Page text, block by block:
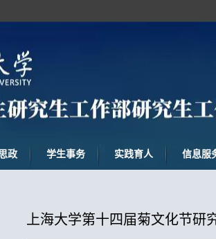
政 学生事务 实践育人 信息服
上海大学第十四届菊文化节研